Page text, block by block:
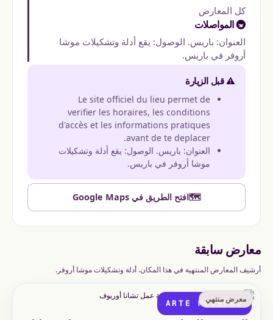
كل المعارض
🚇 المواصلات
العنوان: باريس. الوصول: يقع أدلة وتشكيلات موشا
أروفر في باريس.
⚠️ قبل الزيارة
Le site officiel du lieu permet de
verifier les horaires, les conditions
d'accès et les informations pratiques
avant de te deplacer.
العنوان: باريس. الوصول: يقع أدلة وتشكيلات
موشا أروفر في باريس.
🗺️افتح الطريق في Google Maps
معارض سابقة
أرشيف المعارض المنتهية في هذا المكان. أدلة وتشكيلات موشا أروفر.
معرض منتهي
ARTE MODERNO